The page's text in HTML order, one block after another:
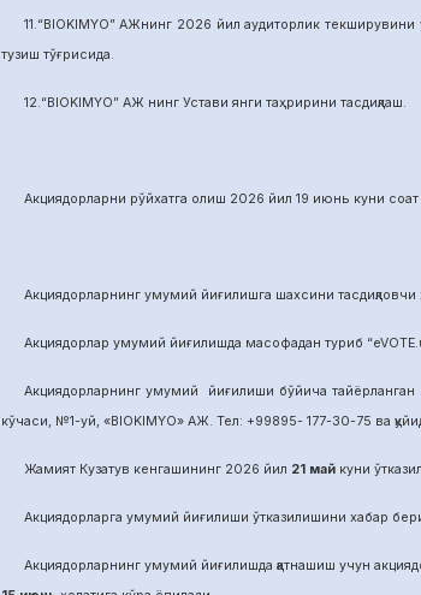
11.“BIOKIMYO” АЖнинг 2026 йил аудиторлик
тузиш тўғрисида.
12.“BIOKIMYO” АЖ нинг Устави янги таҳририни тасдиқлаш.
Акциядорларни рўйхатга олиш 2026 йил 19 июнь куни
Акциядорларнинг умумий йиғилишга шахсини
Акциядорлар умумий йиғилишда масофадан туриб
Акциядорларнинг умумий йиғилиши бўйича
кўчаси, №1-уй, «BIOKIMYO» АЖ. Тел: +99895- 177-30-75 ва
Жамият Кузатув кенгашининг 2026 йил 21 майкуни
Акциядорларга умумий йиғилиши ўтказилишини хабар
Акциядорларнинг умумий йиғилишда қатнашиш учун